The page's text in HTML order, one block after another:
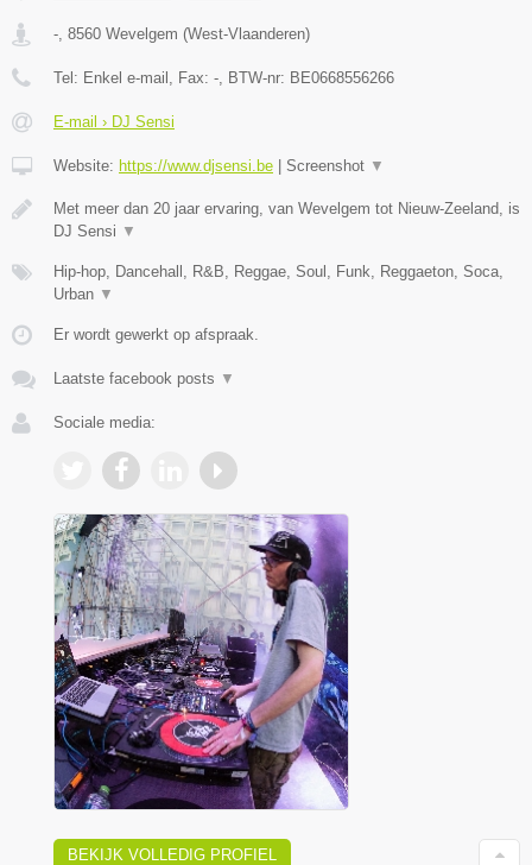
- 8560 Wevelgem (West-Vlaanderen)
Tel: Enkel e-mail , Fax: - , BTW-nr: BE0668556266
E-mail › DJ Sensi
Website: https://www.djsensi.be | Screenshot ▼
Met meer dan 20 jaar ervaring, van Wevelgem tot Nieuw-Zeeland, is
DJ Sensi ▼
Hip-hop, Dancehall, R&B, Reggae, Soul, Funk, Reggaeton, Soca,
Urban ▼
Er wordt gewerkt op afspraak.
Laatste facebook posts ▼
Sociale media:
BEKIJK VOLLEDIG PROFIEL